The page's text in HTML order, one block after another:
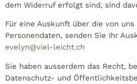
dem Widerruf erfolgt sind, sind
Für eine Auskunft über die von
Personendaten, senden Sie Ihr
evelyn@viel-leicht.ch
Sie haben ausserdem das Recht,
Datenschutz- und